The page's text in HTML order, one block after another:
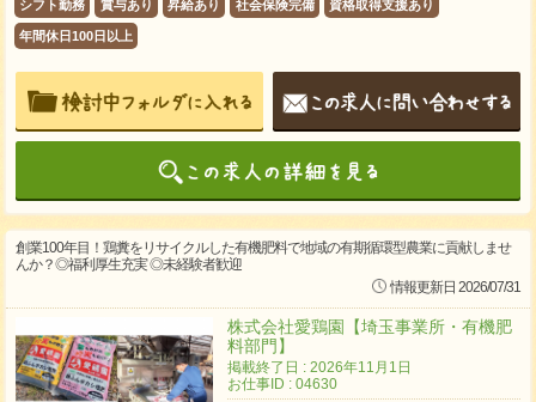
シフト勤務 賞与あり 昇給あり 社会保険完備 資格取得支援あり
年間休日100日以上
創業100年目！鶏糞をリサイクルした有機肥料で地域の有期循環型農業に貢献しませ
んか？◎福利厚生充実 ◎未経験者歓迎
情報更新日 2026/07/31
株式会社愛鶏園【埼玉事業所・有機肥
料部門】
掲載終了日 : 2026年11月1日
お仕事ID : 04630